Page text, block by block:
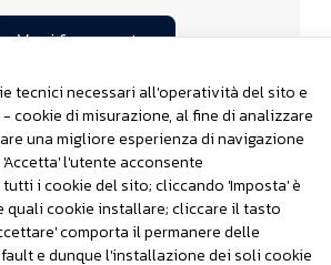
tecnici necessari all'operatività del sito e
cookie di misurazione, al fine di analizzare
una migliore esperienza di navigazione
l'utente acconsente
i cookie del sito; cliccando 'Imposta' è
quali cookie installare; cliccare il tasto
comporta il permanere delle
e dunque l'installazione dei soli cookie
Vuoi farne parte
Vuoi farne parte
ci
Cose di
lavoro
Chi
cerchiamo
Manifesto